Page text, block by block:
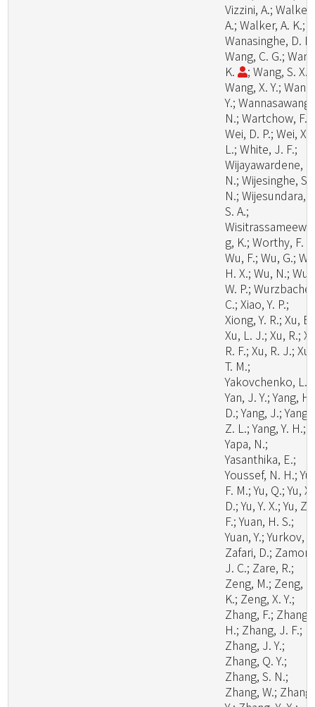
Vizzini, A.; Walker,
A.; Walker, A. K.;
Wanasinghe, D.
Wang, C. G.;
K.
; Wang, S. X.;
Wang, X. Y.; Wang,
Y.; Wannasawang,
N.; Wartchow, F.;
Wei, D. P.; Wei, X.
L.; White, J. F.;
Wijayawardene,
N.; Wijesinghe, S.
N.; Wijesundara,
S. A.;
g, K.; Worthy, F.
Wu, F.; Wu, G.;
H. X.; Wu, N.; Wu,
W. P.;
C.; Xiao, Y. P.;
Xiong, Y. R.; Xu,
Xu, L. J.; Xu, R.;
R. F.; Xu, R. J.; Xu,
T. M.;
Yakovchenko, L.;
Yan, J. Y.; Yang, H.
D.; Yang, J.; Yang,
Z. L.; Yang, Y. H.;
Yapa, N.;
Yasanthika, E.;
Youssef, N. H.; Yu,
F. M.; Yu, Q.; Yu, X.
D.; Yu, Y. X.; Yu, Z.
F.; Yuan, H. S.;
Yuan, Y.; Yurkov,
Zafari, D.;
J. C.; Zare, R.;
Zeng, M.; Zeng,
K.; Zeng, X. Y.;
Zhang, F.; Zhang,
H.; Zhang, J. F.;
Zhang, J. Y.;
Zhang, Q. Y.;
Zhang, S. N.;
Zhang, W.; Zhang,